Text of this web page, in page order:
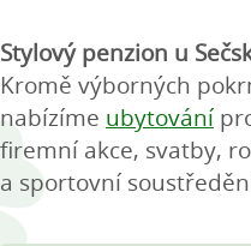
Stylový penzion u
Kromě výborných
nabízíme ubytování
firemní akce, svatby,
a sportovní